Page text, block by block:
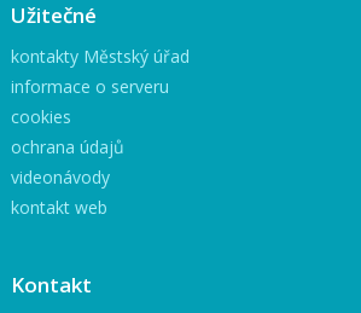
Užitečné
kontakty Městský úřad
informace o serveru
cookies
ochrana údajů
videonávody
kontakt web
Kontakt